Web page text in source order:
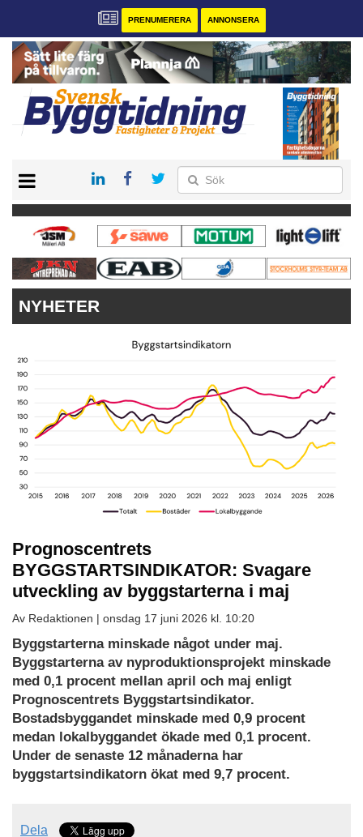
PRENUMERERA ANNONSERA
PRENUMERERA
VÅRA ANDRA MAGASIN
ANNONSERA
KONTAKT
NYHETER
Prognoscentrets
BYGGSTARTSINDIKATOR: Svagare
utveckling av byggstarterna i maj
Av Redaktionen | onsdag 17 juni 2026 kl. 10:20
Byggstarterna minskade något under maj.
Byggstarterna av nyproduktionsprojekt minskade
med 0,1 procent mellan april och maj enligt
Prognoscentrets Byggstartsindikator.
Bostadsbyggandet minskade med 0,9 procent
medan lokalbyggandet ökade med 0,1 procent.
Under de senaste 12 månaderna har
byggstartsindikatorn ökat med 9,7 procent.
Dela